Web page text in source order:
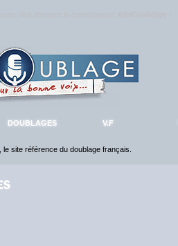
DOUBLAGES V.F
, le site référence du doublage français.